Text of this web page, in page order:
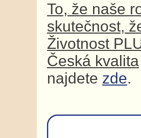
To, že naše
skutečnost,
Životnost
Česká kvalita
najdete zde.